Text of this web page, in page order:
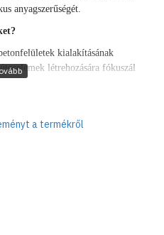
anyagszerűségét.
kialakításának
létrehozására fókuszál
modern megjelenést
használat
és ellenállóságot biztosít
A kerti beton mosogató
egy hosszú távú befektetés kerted
a termékről